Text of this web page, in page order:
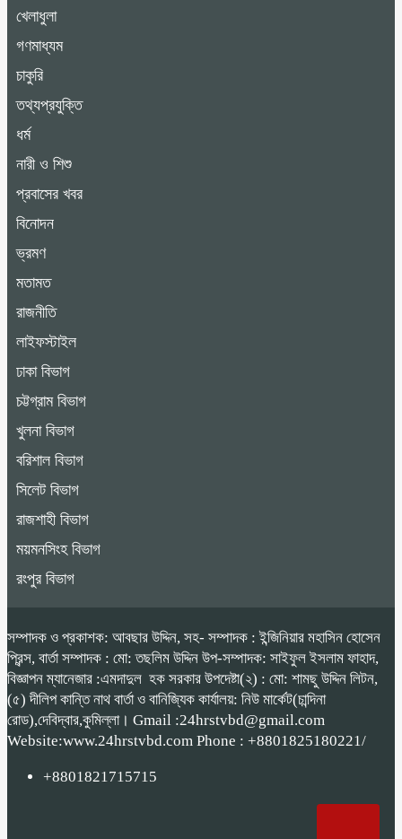
খেলাধুলা
গণমাধ্যম
চাকুরি
তথ্যপ্রযুক্তি
ধর্ম
নারী ও শিশু
প্রবাসের খবর
বিনোদন
ভ্রমণ
মতামত
রাজনীতি
লাইফস্টাইল
ঢাকা বিভাগ
চট্টগ্রাম বিভাগ
খুলনা বিভাগ
বরিশাল বিভাগ
সিলেট বিভাগ
রাজশাহী বিভাগ
ময়মনসিংহ বিভাগ
রংপুর বিভাগ
সম্পাদক ও প্রকাশক: আবছার উদ্দিন, সহ- সম্পাদক : ইন্জিনিয়ার মহাসিন হোসেন
প্রিন্স, বার্তা সম্পাদক : মো: তছলিম উদ্দিন উপ-সম্পাদক: সাইফুল ইসলাম ফাহাদ,
বিজ্ঞাপন ম্যানেজার :এমদাদুল হক সরকার উপদেষ্টা(২) : মো: শামছু উদ্দিন লিটন,
(৫) দীলিপ কান্তি নাথ বার্তা ও বানিজ্যিক কার্যালয়: নিউ মার্কেট(চান্দিনা
রোড),দেবিদ্বার,কুমিল্লা। Gmail :24hrstvbd@gmail.com
Website:www.24hrstvbd.com Phone : +8801825180221/
+8801821715715